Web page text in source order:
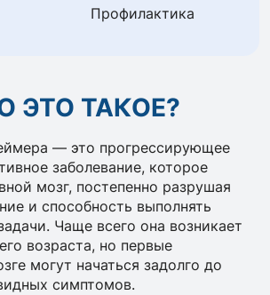
Профилактика
ЭТО ТАКОЕ?
— это прогрессирующее
заболевание, которое
мозг, постепенно разрушая
и способность выполнять
Чаще всего она возникает
возраста, но первые
могут начаться задолго до
симптомов.